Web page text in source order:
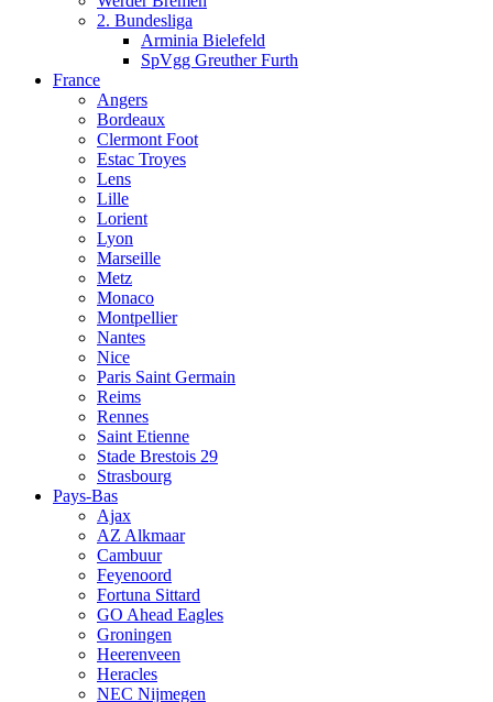
2. Bundesliga
Arminia Bielefeld
SpVgg Greuther Furth
France
Angers
Bordeaux
Clermont Foot
Estac Troyes
Lens
Lille
Lorient
Lyon
Marseille
Metz
Monaco
Montpellier
Nantes
Nice
Paris Saint Germain
Reims
Rennes
Saint Etienne
Stade Brestois 29
Strasbourg
Pays-Bas
Ajax
AZ Alkmaar
Cambuur
Feyenoord
Fortuna Sittard
GO Ahead Eagles
Groningen
Heerenveen
Heracles
NEC Nijmegen